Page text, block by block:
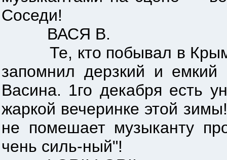
Соседи!
ВАСЯ В.
Те, кто побывал в Крыму
запомнил дерзкий и
Васина. 1го декабря есть
жаркой вечеринке этой
не помешает музыканту
чень силь-ный"!